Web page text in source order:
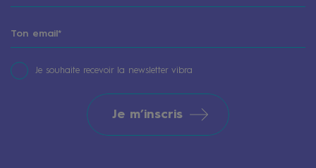
Je souhaite recevoir la newsletter vibra
Je m’inscris